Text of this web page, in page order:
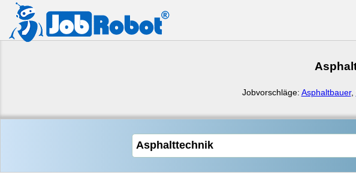
Jobvorschläge: Asphaltbauer,